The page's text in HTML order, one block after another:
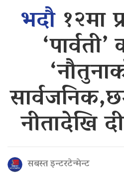
भदौ १२मा
नीतादेखि
सबस्त इन्टरटेन्मेन्ट